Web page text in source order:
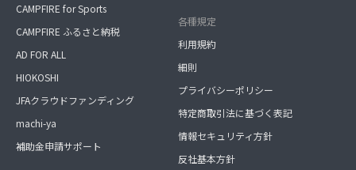
CAMPFIRE for Sports
CAMPFIRE ふるさと納税
AD FOR ALL
HIOKOSHI
JFAクラウドファンディング
machi-ya
補助金申請サポート
各種規定
利用規約
細則
プライバシーポリシー
特定商取引法に基づく表記
情報セキュリティ方針
反社基本方針